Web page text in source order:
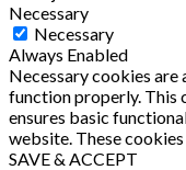
Necessary
Necessary
Always Enabled
Necessary cookies
function properly. This
ensures basic
website. These
SAVE & ACCEPT